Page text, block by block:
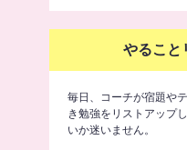
やること
毎日、コーチが宿題や
き勉強をリストアップ
いか迷いません。